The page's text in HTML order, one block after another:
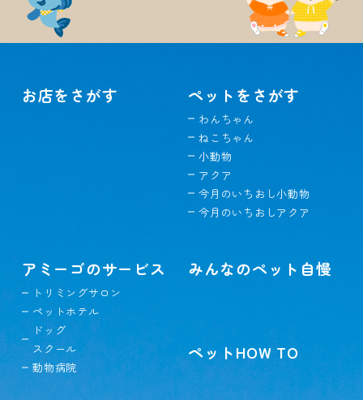
お店をさがす ペットをさがす
わんちゃん
ねこちゃん
小動物
アクア
今月のいちおし小動物
今月のいちおしアクア
アミーゴのサービス
トリミングサロン
ペットホテル
ドッグ
スクール
動物病院
みんなのペット自慢
ペットHOW TO